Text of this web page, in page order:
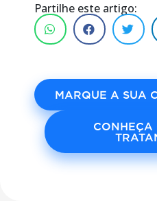
Partilhe este artigo:
MARQUE A SUA
CONHEÇA